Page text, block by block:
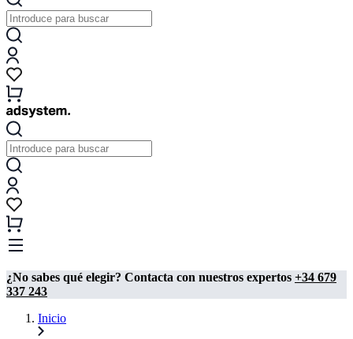
¿No sabes qué elegir? Contacta con nuestros expertos +34 679
337 243
Inicio